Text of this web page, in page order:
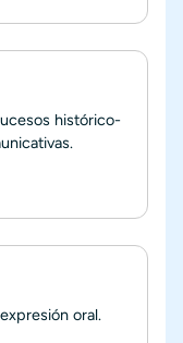
histórico-
oral.